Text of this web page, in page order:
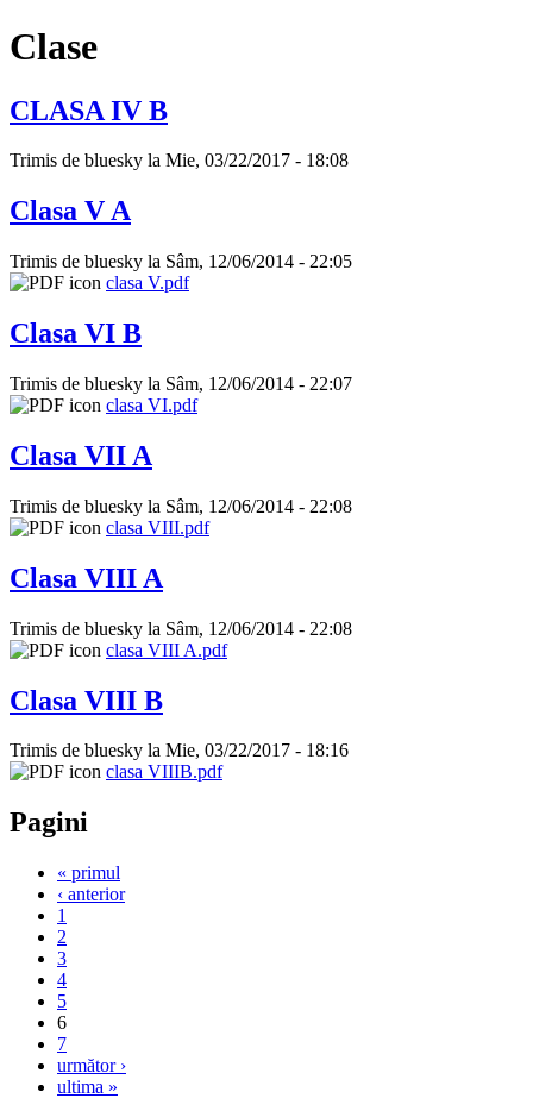
Clase
CLASA IV B
Trimis de bluesky la Mie, 03/22/2017 - 18:08
Clasa V A
Trimis de bluesky la Sâm, 12/06/2014 - 22:05
clasa V.pdf
Clasa VI B
Trimis de bluesky la Sâm, 12/06/2014 - 22:07
clasa VI.pdf
Clasa VII A
Trimis de bluesky la Sâm, 12/06/2014 - 22:08
clasa VIII.pdf
Clasa VIII A
Trimis de bluesky la Sâm, 12/06/2014 - 22:08
clasa VIII A.pdf
Clasa VIII B
Trimis de bluesky la Mie, 03/22/2017 - 18:16
clasa VIIIB.pdf
Pagini
« primul
‹ anterior
1
2
3
4
5
6
7
următor ›
ultima »